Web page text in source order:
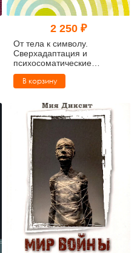
2 250 ₽
От тела к символу.
Сверхадаптация и
психосоматические
заболевания
В корзину